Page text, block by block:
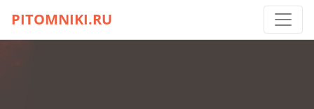
PITOMNIKI.RU